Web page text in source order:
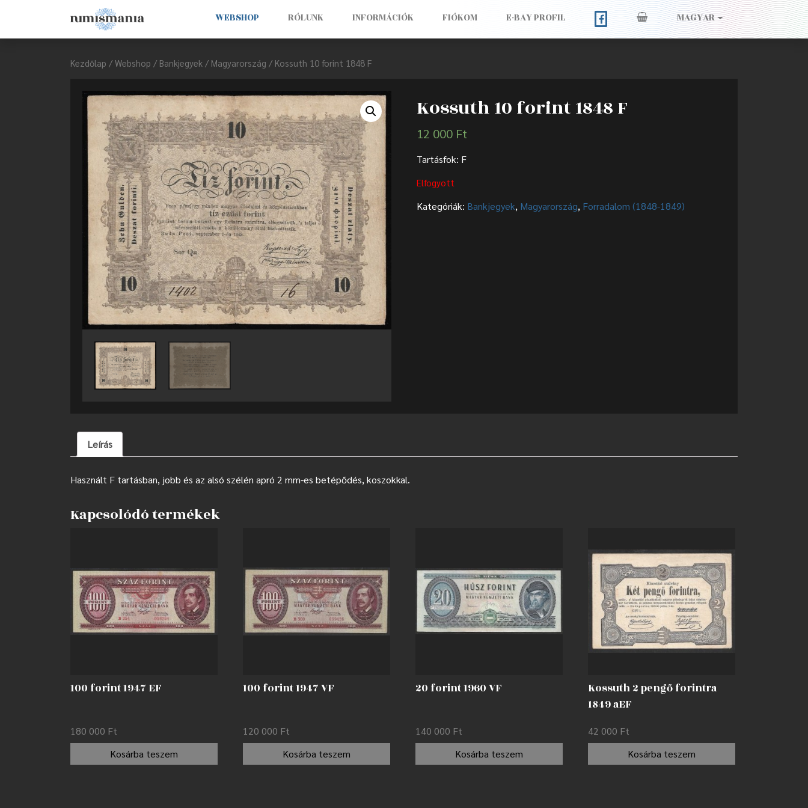
WEBSHOP RÓLUNK INFORMÁCIÓK FIÓKOM E-BAY PROFIL MAGYAR
Kezdőlap / Webshop / Bankjegyek / Magyarország / Kossuth 10 forint 1848 F
Kossuth 10 forint 1848 F
12 000 Ft
Tartásfok: F
Elfogyott
Kategóriák: Bankjegyek, Magyarország, Forradalom (1848-1849)
Leírás
Használt F tartásban, jobb és az alsó szélén apró 2 mm-es betépődés, koszokkal.
Kapcsolódó termékek
100 forint 1947 EF
180 000 Ft
Kosárba teszem
100 forint 1947 VF
120 000 Ft
Kosárba teszem
20 forint 1960 VF
140 000 Ft
Kosárba teszem
Kossuth 2 pengő forintra
1849 aEF
42 000 Ft
Kosárba teszem